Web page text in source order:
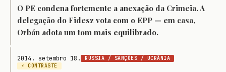
O PE condena fortemente a anexação da Crimeia. A
delegação do Fidesz vota com o EPP — em casa,
Orbán adota um tom mais equilibrado.
2014. setembro 18.
RÚSSIA / SANÇÕES / UCRÂNIA
⚡ CONTRASTE